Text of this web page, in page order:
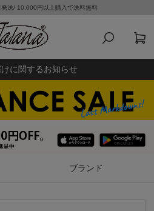
送/ 10,000円以上購入で送料無料
に関するお知らせ
ブランド